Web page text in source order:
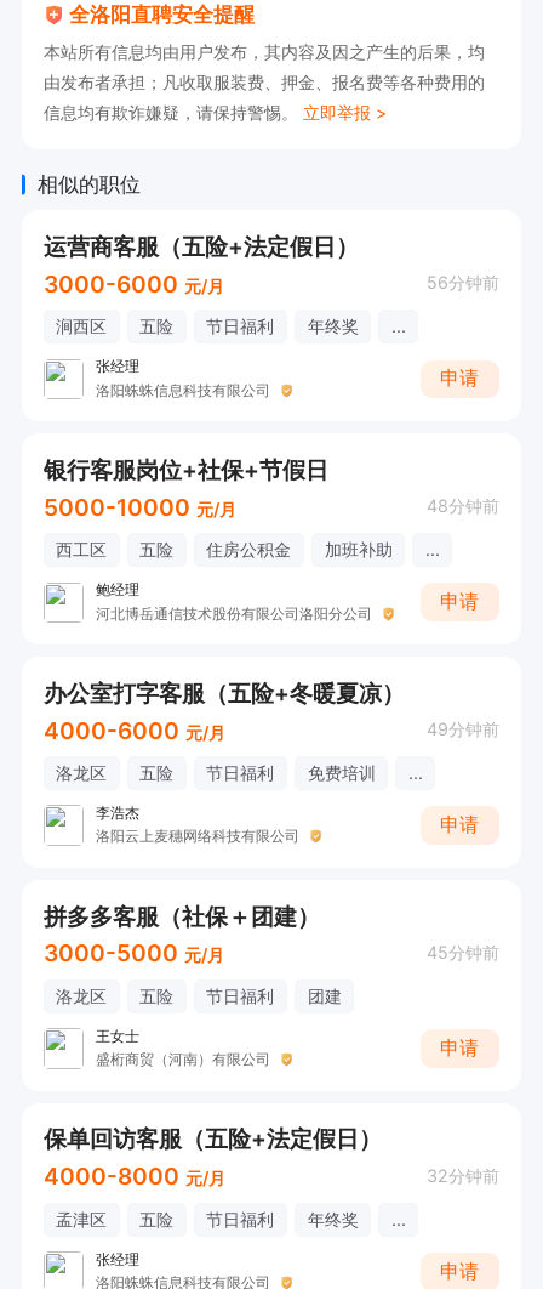
全洛阳直聘安全提醒
本站所有信息均由用户发布，其内容及因之产生的后果，均
由发布者承担；凡收取服装费、押金、报名费等各种费用的
信息均有欺诈嫌疑，请保持警惕。 立即举报 >
相似的职位
运营商客服（五险+法定假日）
3000-6000 元/月 56分钟前
涧西区 五险 节日福利 年终奖 ...
张经理
洛阳蛛蛛信息科技有限公司
申请
银行客服岗位+社保+节假日
5000-10000 元/月 48分钟前
西工区 五险 住房公积金 加班补助 ...
鲍经理
河北博岳通信技术股份有限公司洛阳分公司
申请
办公室打字客服（五险+冬暖夏凉）
4000-6000 元/月 49分钟前
洛龙区 五险 节日福利 免费培训 ...
李浩杰
洛阳云上麦穗网络科技有限公司
申请
拼多多客服（社保＋团建）
3000-5000 元/月 45分钟前
洛龙区 五险 节日福利 团建
王女士
盛桁商贸（河南）有限公司
申请
保单回访客服（五险+法定假日）
4000-8000 元/月 32分钟前
孟津区 五险 节日福利 年终奖 ...
张经理
洛阳蛛蛛信息科技有限公司
申请